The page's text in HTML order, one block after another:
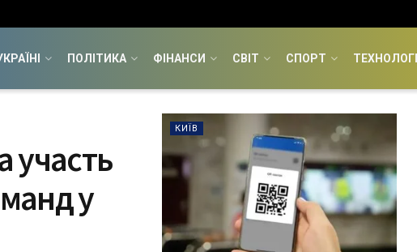
ПОЛІТИКА ФІНАНСИ СВІТ СПОРТ ТЕХНОЛОГІЇ
участь
у
КИЇВ